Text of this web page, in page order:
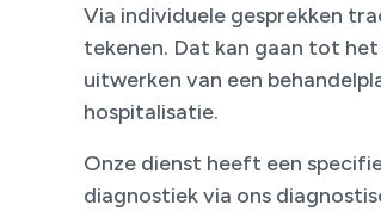
Via individuele gesprekken
tekenen. Dat kan gaan tot
uitwerken van een
hospitalisatie.
Onze dienst heeft een
diagnostiek via ons